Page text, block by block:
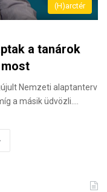
(H)arctér
a tanárok
Nemzeti alaptanterv
a másik üdvözli.…